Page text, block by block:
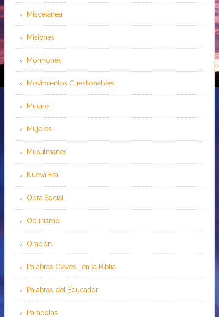
Miscelánea
Misiones
Mormones
Movimientos Cuestionables
Muerte
Mujeres
Musulmanes
Nueva Era
Obra Social
Ocultismo
Oración
Palabras Claves …en la Biblia
Palabras del Educador
Parábolas